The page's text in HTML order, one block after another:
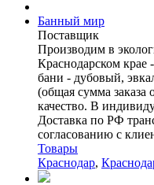
Банный мир
Поставщик
Производим в
Краснодарском крае
бани - дубовый,
(общая сумма
качество. В
Доставка по РФ
согласованию с
Товары
Краснодар,